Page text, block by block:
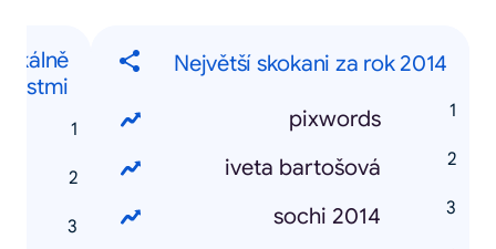
Největší skokani za rok 2014
pixwords
iveta bartošová
sochi 2014